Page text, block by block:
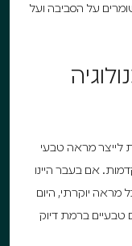
על הסביבה ועל
לייצר מראה טבעי
אם בעבר היינו
מראה יוקרתי, היום
טבעיים ברמת דיוק